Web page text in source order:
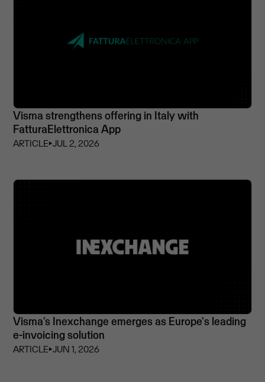
Visma strengthens offering in Italy with
FatturaElettronica App
ARTICLE⏵JUL 2, 2026
Visma’s Inexchange emerges as Europe's leading
e-invoicing solution
ARTICLE⏵JUN 1, 2026